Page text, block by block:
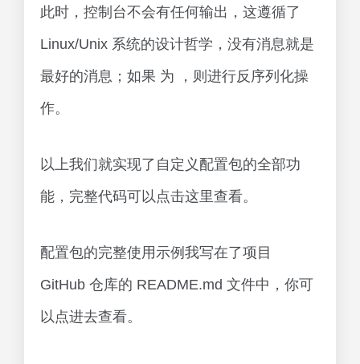
此时，控制台不会有任何输出，这遵循了
Linux/Unix 系统的设计哲学，没有消息就是
最好的消息；如果 为 ，则进行反序列化操
作。
以上我们就实现了自定义配置包的全部功
能，完整代码可以点击这里查看。
配置包的完整使用示例我写在了项目
GitHub 仓库的 README.md 文件中，你可
以点进去查看。